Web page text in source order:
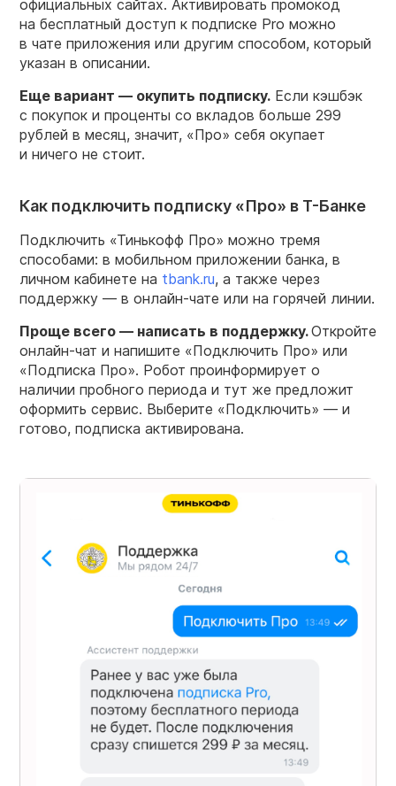
официальных сайтах. Активировать промокод
на бесплатный доступ к подписке Pro можно
в чате приложения или другим способом, который
указан в описании.
Еще вариант — окупить подписку. Если кэшбэк
с покупок и проценты со вкладов больше 299
рублей в месяц, значит, «Про» себя окупает
и ничего не стоит.
Как подключить подписку «Про» в Т-Банке
Подключить «Тинькофф Про» можно тремя
способами: в мобильном приложении банка, в
личном кабинете на tbank.ru, а также через
поддержку — в онлайн-чате или на горячей линии.
Проще всего — написать в поддержку.Откройте
онлайн-чат и напишите «Подключить Про» или
«Подписка Про». Робот проинформирует о
наличии пробного периода и тут же предложит
оформить сервис. Выберите «Подключить» — и
готово, подписка активирована.